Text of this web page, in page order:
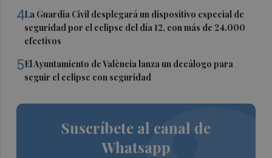
4La Guardia Civil desplegará un dispositivo especial de
seguridad por el eclipse del día 12, con más de 24.000
efectivos
5El Ayuntamiento de València lanza un decálogo para
seguir el eclipse con seguridad
Suscríbete al canal de
Whatsapp